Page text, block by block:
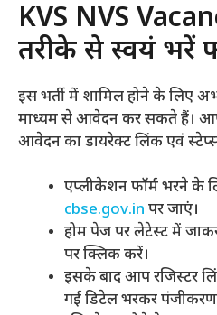
KVS NVS
तरीके से स्वयं भरें
इस भर्ती में शामिल होने के लिए
माध्यम से आवेदन कर सकते हैं।
आवेदन का डायरेक्ट लिंक एवं स्टेप्स
एप्लीकेशन फॉर्म भरने के
cbse.gov.in पर जाएं।
होम पेज पर लेटेस्ट में
पर क्लिक करें।
इसके बाद आप रजिस्टर
गई डिटेल भरकर